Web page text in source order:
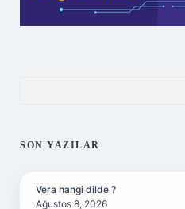
SON YAZILAR
Vera hangi dilde ?
Ağustos 8, 2026